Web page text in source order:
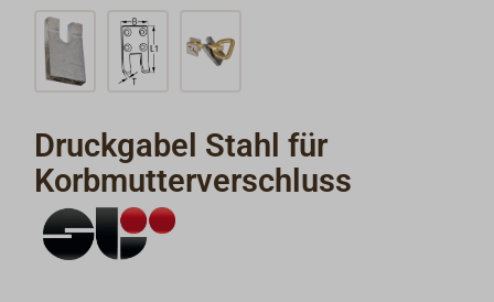
Druckgabel Stahl für
Korbmutterverschluss